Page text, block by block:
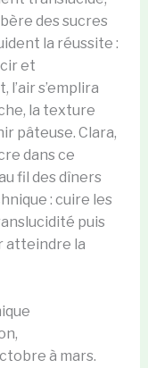
des sucres
la réussite :
et
s’emplira
la texture
pâteuse. Clara,
dans ce
fil des dîners
: cuire les
puis
atteindre la
à mars.